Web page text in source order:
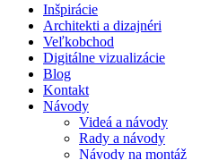
Inšpirácie
Architekti a dizajnéri
Veľkobchod
Digitálne vizualizácie
Blog
Kontakt
Návody
Videá a návody
Rady a návody
Návody na montáž